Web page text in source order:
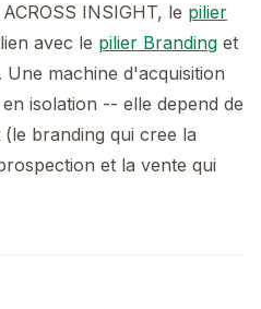
INSIGHT, le pilier
avec le pilier Branding et
. Une machine d'acquisition
isolation -- elle depend de
branding qui cree la
et la vente qui